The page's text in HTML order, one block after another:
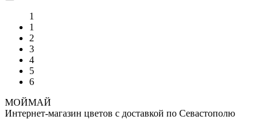
1
1
2
3
4
5
6
МОЙМАЙ
Интернет-магазин цветов с доставкой по Севастополю